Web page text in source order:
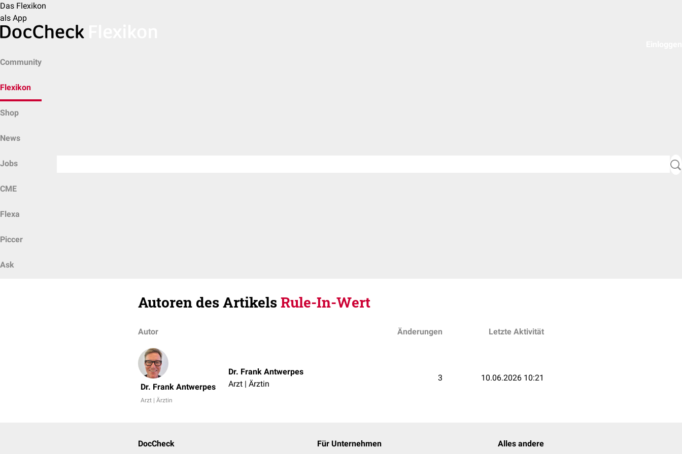
Das Flexikon
als App
Community
Flexikon
Shop
News
Jobs
CME
Flexa
Piccer
Ask
Autoren des ArtikelsRule-In-Wert
Autor Änderungen Letzte Aktivität
Dr. Frank Antwerpes
Arzt | Ärztin
Dr. Frank Antwerpes
Arzt | Ärztin
3 10.06.2026 10:21
DocCheck Für Unternehmen Alles andere